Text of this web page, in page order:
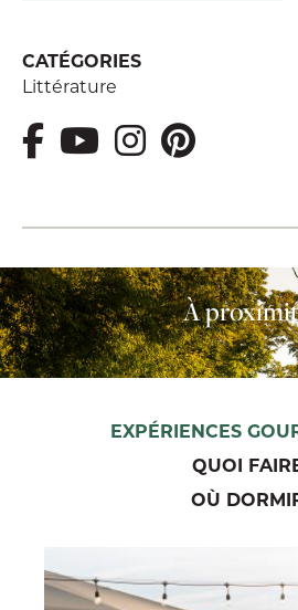
CATÉGORIES
Littérature
À
EXPÉRIENCES
QUOI
OÙ